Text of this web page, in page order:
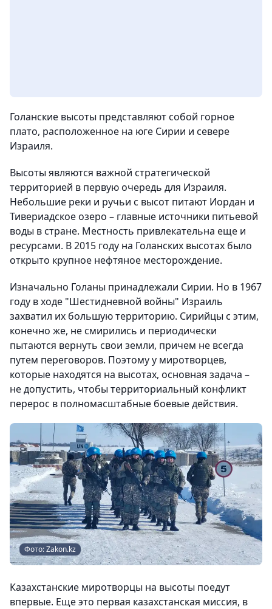
Голанские высоты представляют собой горное
плато, расположенное на юге Сирии и севере
Израиля.
Высоты являются важной стратегической
территорией в первую очередь для Израиля.
Небольшие реки и ручьи с высот питают Иордан и
Тивериадское озеро – главные источники питьевой
воды в стране. Местность привлекательна еще и
ресурсами. В 2015 году на Голанских высотах было
открыто крупное нефтяное месторождение.
Изначально Голаны принадлежали Сирии. Но в 1967
году в ходе "Шестидневной войны" Израиль
захватил их большую территорию. Сирийцы с этим,
конечно же, не смирились и периодически
пытаются вернуть свои земли, причем не всегда
путем переговоров. Поэтому у миротворцев,
которые находятся на высотах, основная задача –
не допустить, чтобы территориальный конфликт
перерос в полномасштабные боевые действия.
Фото: Zakon.kz
Казахстанские миротворцы на высоты поедут
впервые. Еще это первая казахстанская миссия, в